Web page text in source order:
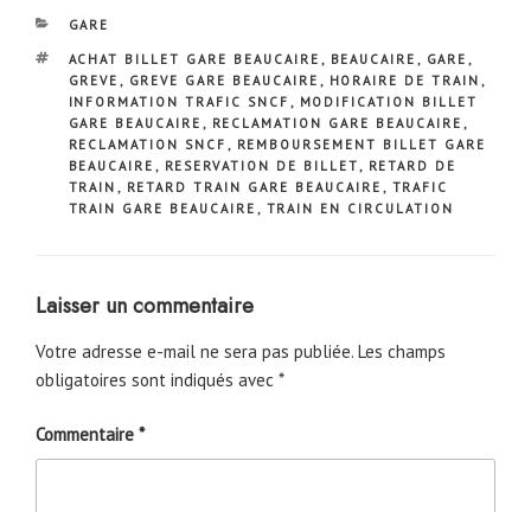
CATÉGORIES
GARE
ÉTIQUETTES
ACHAT BILLET GARE BEAUCAIRE , BEAUCAIRE , GARE ,
GREVE , GREVE GARE BEAUCAIRE , HORAIRE DE TRAIN ,
INFORMATION TRAFIC SNCF , MODIFICATION BILLET
GARE BEAUCAIRE , RECLAMATION GARE BEAUCAIRE ,
RECLAMATION SNCF , REMBOURSEMENT BILLET GARE
BEAUCAIRE , RESERVATION DE BILLET, RETARD DE
TRAIN , RETARD TRAIN GARE BEAUCAIRE , TRAFIC
TRAIN GARE BEAUCAIRE , TRAIN EN CIRCULATION
Laisser un commentaire
Votre adresse e-mail ne sera pas publiée. Les champs
obligatoires sont indiqués avec *
Commentaire *